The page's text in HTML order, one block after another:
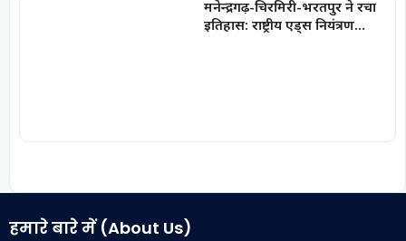
मनेन्द्रगढ़-चिरमिरी-भरतपुर ने रचा
इतिहास: राष्ट्रीय एड्स नियंत्रण
हमारे बारे में (About Us)